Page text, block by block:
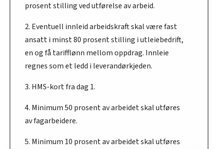
prosent stilling ved utførelse av arbeid.
2. Eventuell innleid arbeidskraft skal være fast
ansatt i minst 80 prosent stilling i utleiebedrift,
en og få tarifflønn mellom oppdrag. Innleie
regnes som et ledd i leverandørkjeden.
3. HMS-kort fra dag 1.
4. Minimum 50 prosent av arbeidet skal utføres
av fagarbeidere.
5. Minimum 10 prosent av arbeidet skal utføres